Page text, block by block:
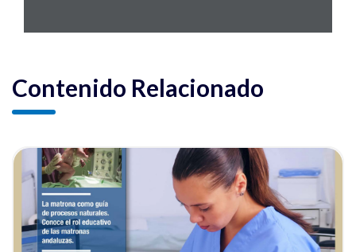
Contenido Relacionado
Ver noticia